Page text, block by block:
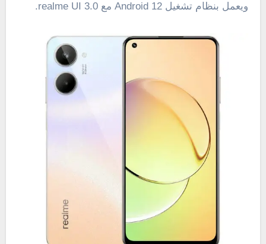
ويعمل بنظام تشغيل Android 12 مع realme UI 3.0.